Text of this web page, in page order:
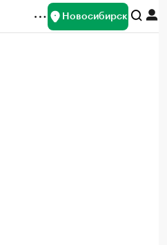
Новосибирск